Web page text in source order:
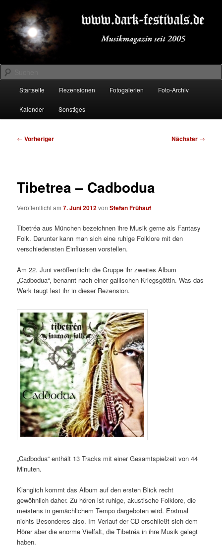
primären
Inhalt
springenDARK-FESTIVALS.DE
Suchen
Startseite Rezensionen Fotogalerien Foto-Archiv
Kalender Sonstiges
Beitragsnavigation
← Vorheriger Nächster →
Tibetrea – Cadbodua
Veröffentlicht am7. Juni 2012vonStefan Frühauf
Tibetréa aus München bezeichnen ihre Musik gerne als Fantasy
Folk. Darunter kann man sich eine ruhige Folklore mit den
verschiedensten Einflüssen vorstellen.
Am 22. Juni veröffentlicht die Gruppe ihr zweites Album
„Cadbodua“, benannt nach einer gallischen Kriegsgöttin. Was das
Werk taugt lest ihr in dieser Rezension.
„Cadbodua“ enthält 13 Tracks mit einer Gesamtspielzeit von 44
Minuten.
Klanglich kommt das Album auf den ersten Blick recht
gewöhnlich daher. Zu hören ist ruhige, akustische Folklore, die
meistens in gemächlichem Tempo dargeboten wird. Erstmal
nichts Besonderes also. Im Verlauf der CD erschließt sich dem
Hörer aber die enorme Vielfalt, die Tibetréa in ihre Musik gelegt
haben.